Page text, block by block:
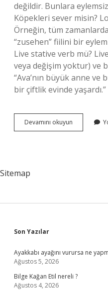
değildir. Bunlara
Köpekleri sever misin?
Örneğin, tüm
“zusehen” fiilini bir
Live stative verb mü?
veya değişim yoktur) ve
“Ava’nın büyük anne ve
bir çiftlik evinde
Devamını okuyun
Stative
Sitemap
Sidebar
Son Yazılar
Ayakkabı ayağını vurursa ne
Ağustos 5, 2026
Bilge Kağan Etil nereli ?
Ağustos 4, 2026